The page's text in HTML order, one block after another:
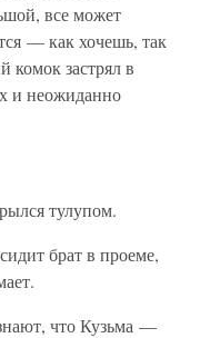
все может
— как хочешь, так
застрял в
и неожиданно
тулупом.
брат в проеме,
что Кузьма —